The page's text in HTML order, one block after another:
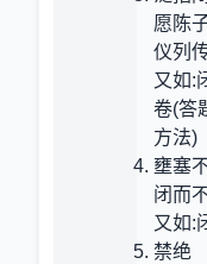
愿陈
仪列传
又如:
卷(答
方法)
壅塞
闭而
又如:
禁绝